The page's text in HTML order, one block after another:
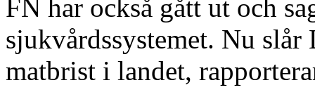
FN har också gått ut och
sjukvårdssystemet. Nu
matbrist i landet,